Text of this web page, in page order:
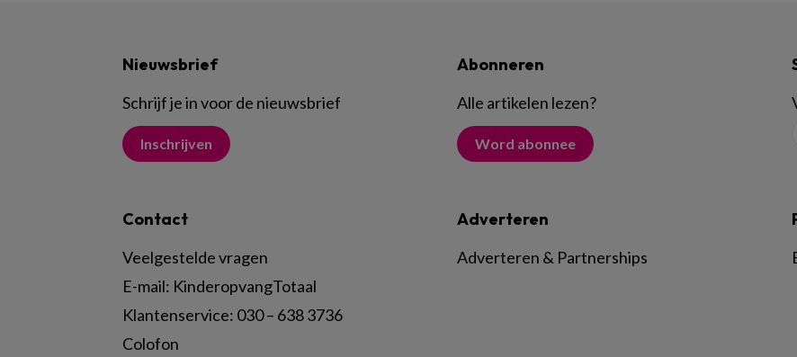
Nieuwsbrief
Schrijf je in voor de nieuwsbrief
Inschrijven
Abonneren
Alle artikelen lezen?
Word abonnee
Contact
Veelgestelde vragen
E-mail: KinderopvangTotaal
Klantenservice: 030 – 638 3736
Colofon
Adverteren
Adverteren & Partnerships